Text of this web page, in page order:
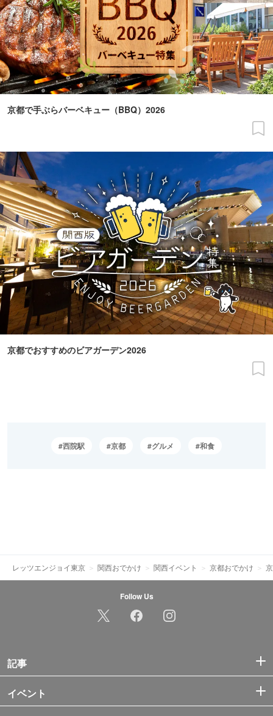
京都で手ぶらバーベキュー（BBQ）2026
京都でおすすめのビアガーデン2026
西院駅 京都 グルメ 和食
レッツエンジョイ東京 関西おでかけ 関西イベント 京都おでかけ
Follow Us
記事
イベント